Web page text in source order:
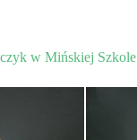
w Mińskiej